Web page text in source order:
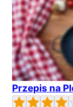
Przepis na